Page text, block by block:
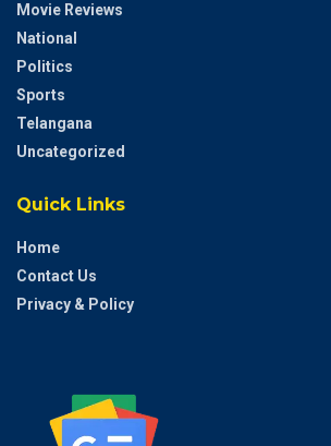
Movie Reviews
National
Politics
Sports
Telangana
Uncategorized
Quick Links
Home
Contact Us
Privacy & Policy